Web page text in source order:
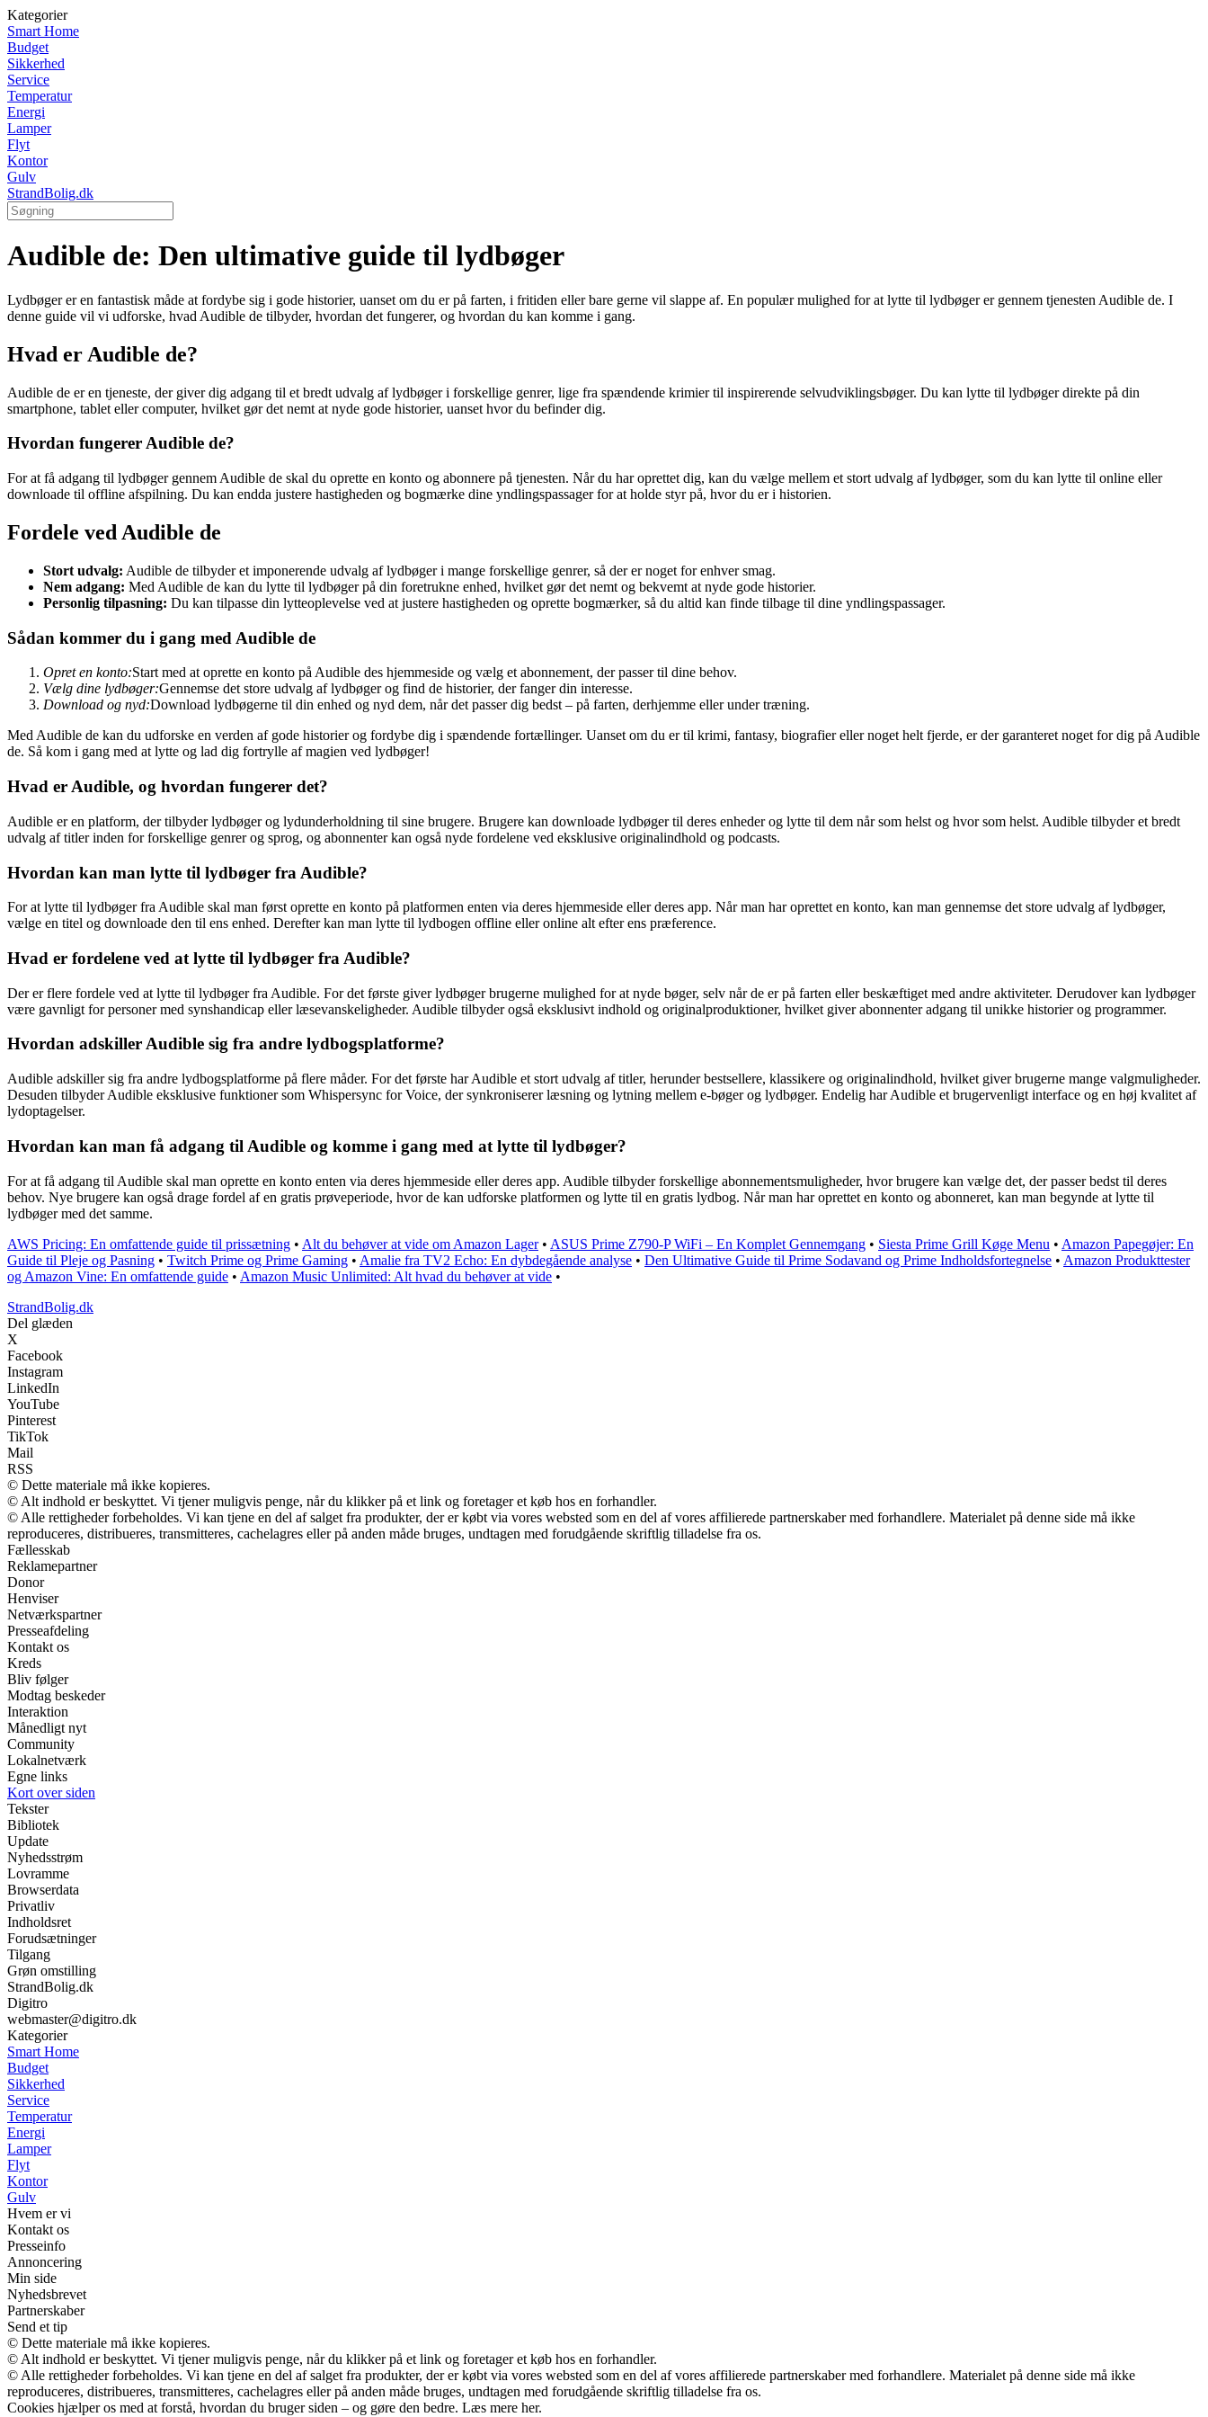
Kategorier
Smart Home
Budget
Sikkerhed
Service
Temperatur
Energi
Lamper
Flyt
Kontor
Gulv
StrandBolig.dk
Audible de: Den ultimative guide til lydbøger
Lydbøger er en fantastisk måde at fordybe sig i gode historier, uanset om du er på farten, i fritiden eller bare gerne vil slappe af. En populær mulighed for at lytte til lydbøger er gennem tjenesten Audible de. I
denne guide vil vi udforske, hvad Audible de tilbyder, hvordan det fungerer, og hvordan du kan komme i gang.
Hvad er Audible de?
Audible de er en tjeneste, der giver dig adgang til et bredt udvalg af lydbøger i forskellige genrer, lige fra spændende krimier til inspirerende selvudviklingsbøger. Du kan lytte til lydbøger direkte på din
smartphone, tablet eller computer, hvilket gør det nemt at nyde gode historier, uanset hvor du befinder dig.
Hvordan fungerer Audible de?
For at få adgang til lydbøger gennem Audible de skal du oprette en konto og abonnere på tjenesten. Når du har oprettet dig, kan du vælge mellem et stort udvalg af lydbøger, som du kan lytte til online eller
downloade til offline afspilning. Du kan endda justere hastigheden og bogmærke dine yndlingspassager for at holde styr på, hvor du er i historien.
Fordele ved Audible de
Stort udvalg: Audible de tilbyder et imponerende udvalg af lydbøger i mange forskellige genrer, så der er noget for enhver smag.
Nem adgang: Med Audible de kan du lytte til lydbøger på din foretrukne enhed, hvilket gør det nemt og bekvemt at nyde gode historier.
Personlig tilpasning: Du kan tilpasse din lytteoplevelse ved at justere hastigheden og oprette bogmærker, så du altid kan finde tilbage til dine yndlingspassager.
Sådan kommer du i gang med Audible de
Opret en konto:Start med at oprette en konto på Audible des hjemmeside og vælg et abonnement, der passer til dine behov.
Vælg dine lydbøger:Gennemse det store udvalg af lydbøger og find de historier, der fanger din interesse.
Download og nyd:Download lydbøgerne til din enhed og nyd dem, når det passer dig bedst – på farten, derhjemme eller under træning.
Med Audible de kan du udforske en verden af gode historier og fordybe dig i spændende fortællinger. Uanset om du er til krimi, fantasy, biografier eller noget helt fjerde, er der garanteret noget for dig på Audible
de. Så kom i gang med at lytte og lad dig fortrylle af magien ved lydbøger!
Hvad er Audible, og hvordan fungerer det?
Audible er en platform, der tilbyder lydbøger og lydunderholdning til sine brugere. Brugere kan downloade lydbøger til deres enheder og lytte til dem når som helst og hvor som helst. Audible tilbyder et bredt
udvalg af titler inden for forskellige genrer og sprog, og abonnenter kan også nyde fordelene ved eksklusive originalindhold og podcasts.
Hvordan kan man lytte til lydbøger fra Audible?
For at lytte til lydbøger fra Audible skal man først oprette en konto på platformen enten via deres hjemmeside eller deres app. Når man har oprettet en konto, kan man gennemse det store udvalg af lydbøger,
vælge en titel og downloade den til ens enhed. Derefter kan man lytte til lydbogen offline eller online alt efter ens præference.
Hvad er fordelene ved at lytte til lydbøger fra Audible?
Der er flere fordele ved at lytte til lydbøger fra Audible. For det første giver lydbøger brugerne mulighed for at nyde bøger, selv når de er på farten eller beskæftiget med andre aktiviteter. Derudover kan lydbøger
være gavnligt for personer med synshandicap eller læsevanskeligheder. Audible tilbyder også eksklusivt indhold og originalproduktioner, hvilket giver abonnenter adgang til unikke historier og programmer.
Hvordan adskiller Audible sig fra andre lydbogsplatforme?
Audible adskiller sig fra andre lydbogsplatforme på flere måder. For det første har Audible et stort udvalg af titler, herunder bestsellere, klassikere og originalindhold, hvilket giver brugerne mange valgmuligheder.
Desuden tilbyder Audible eksklusive funktioner som Whispersync for Voice, der synkroniserer læsning og lytning mellem e-bøger og lydbøger. Endelig har Audible et brugervenligt interface og en høj kvalitet af
lydoptagelser.
Hvordan kan man få adgang til Audible og komme i gang med at lytte til lydbøger?
For at få adgang til Audible skal man oprette en konto enten via deres hjemmeside eller deres app. Audible tilbyder forskellige abonnementsmuligheder, hvor brugere kan vælge det, der passer bedst til deres
behov. Nye brugere kan også drage fordel af en gratis prøveperiode, hvor de kan udforske platformen og lytte til en gratis lydbog. Når man har oprettet en konto og abonneret, kan man begynde at lytte til
lydbøger med det samme.
AWS Pricing: En omfattende guide til prissætning • Alt du behøver at vide om Amazon Lager• ASUS Prime Z790-P WiFi – En Komplet Gennemgang • Siesta Prime Grill Køge Menu • Amazon Papegøjer: En
Guide til Pleje og Pasning • Twitch Prime og Prime Gaming • Amalie fra TV2 Echo: En dybdegående analyse • Den Ultimative Guide til Prime Sodavand og Prime Indholdsfortegnelse • Amazon Produkttester
og Amazon Vine: En omfattende guide • Amazon Music Unlimited: Alt hvad du behøver at vide •
StrandBolig.dk
Del glæden
X
Facebook
Instagram
LinkedIn
YouTube
Pinterest
TikTok
Mail
RSS
© Dette materiale må ikke kopieres.
© Alt indhold er beskyttet. Vi tjener muligvis penge, når du klikker på et link og foretager et køb hos en forhandler.
© Alle rettigheder forbeholdes. Vi kan tjene en del af salget fra produkter, der er købt via vores websted som en del af vores affilierede partnerskaber med forhandlere. Materialet på denne side må ikke
reproduceres, distribueres, transmitteres, cachelagres eller på anden måde bruges, undtagen med forudgående skriftlig tilladelse fra os.
Fællesskab
Reklamepartner
Donor
Henviser
Netværkspartner
Presseafdeling
Kontakt os
Kreds
Bliv følger
Modtag beskeder
Interaktion
Månedligt nyt
Community
Lokalnetværk
Egne links
Kort over siden
Tekster
Bibliotek
Update
Nyhedsstrøm
Lovramme
Browserdata
Privatliv
Indholdsret
Forudsætninger
Tilgang
Grøn omstilling
StrandBolig.dk
Digitro
webmaster@digitro.dk
Kategorier
Smart Home
Budget
Sikkerhed
Service
Temperatur
Energi
Lamper
Flyt
Kontor
Gulv
Hvem er vi
Kontakt os
Presseinfo
Annoncering
Min side
Nyhedsbrevet
Partnerskaber
Send et tip
© Dette materiale må ikke kopieres.
© Alt indhold er beskyttet. Vi tjener muligvis penge, når du klikker på et link og foretager et køb hos en forhandler.
© Alle rettigheder forbeholdes. Vi kan tjene en del af salget fra produkter, der er købt via vores websted som en del af vores affilierede partnerskaber med forhandlere. Materialet på denne side må ikke
reproduceres, distribueres, transmitteres, cachelagres eller på anden måde bruges, undtagen med forudgående skriftlig tilladelse fra os.
Cookies hjælper os med at forstå, hvordan du bruger siden – og gøre den bedre. Læs mere her.